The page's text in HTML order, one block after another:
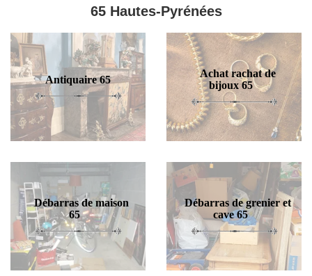
65 Hautes-Pyrénées
Antiquaire 65
Achat rachat de
bijoux 65
Débarras de maison
65
Débarras de grenier et
cave 65